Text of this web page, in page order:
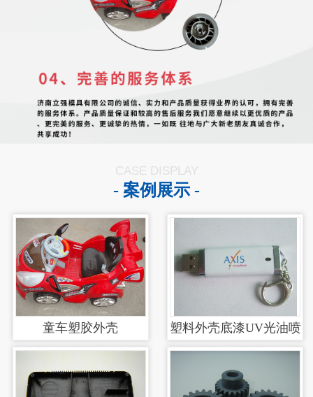
CASE DISPLAY
- 案例展示 -
童车塑胶外壳
塑料外壳底漆UV光油喷
涂加工